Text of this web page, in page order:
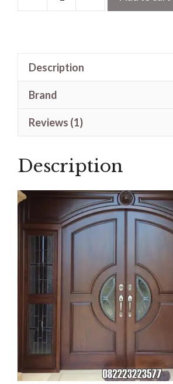
Pintu
quantity
Description
Brand
Reviews (1)
Description